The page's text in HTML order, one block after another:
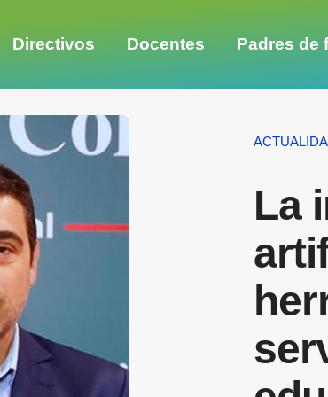
Directivos Docentes Padres de
La